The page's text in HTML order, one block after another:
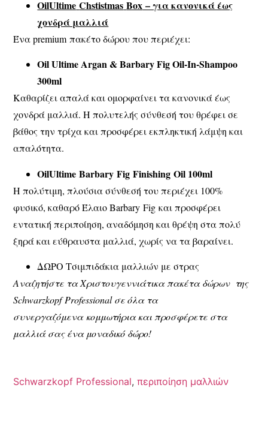
OilUltime Chstistmas Box – για κανονικά έως
χονδρά μαλλιά
Ένα premium πακέτο δώρου που περιέχει:
Oil Ultime Argan & Barbary Fig Oil-In-Shampoo
300ml
Καθαρίζει απαλά και ομορφαίνει τα κανονικά έως
χονδρά μαλλιά. Η πολυτελής σύνθεσή του θρέφει σε
βάθος την τρίχα και προσφέρει εκπληκτική λάμψη και
απαλότητα.
OilUltime Barbary Fig Finishing Oil 100ml
Η πολύτιμη, πλούσια σύνθεσή του περιέχει 100%
φυσικό, καθαρό Έλαιο Barbary Fig και προσφέρει
εντατική περιποίηση, αναδόμηση και θρέψη στα πολύ
ξηρά και εύθραυστα μαλλιά, χωρίς να τα βαραίνει.
ΔΩΡΟ Τσιμπιδάκια μαλλιών με στρας
Αναζητήστε τα Χριστουγεννιάτικα πακέτα δώρων της
Schwarzkopf Professionalσε όλα τα
συνεργαζόμενα κομμωτήρια και προσφέρετε στα
μαλλιά σας ένα μοναδικό δώρο!
Schwarzkopf Professional,περιποίηση μαλλιών